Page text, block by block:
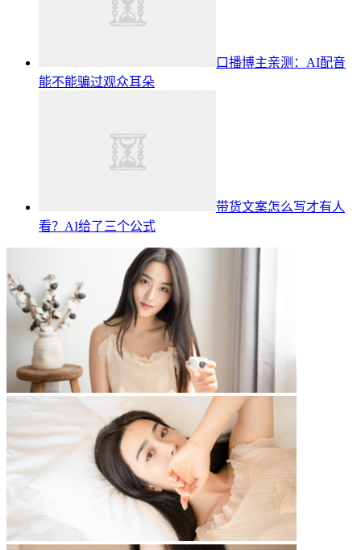
口播博主亲测：AI配音
能不能骗过观众耳朵
带货文案怎么写才有人
看？AI给了三个公式